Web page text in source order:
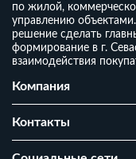
Новый дом 120 м2
15 000 000
1
по жилой,
управлению
решение сделать
формирование в г.
взаимодействия
Компания
Контакты